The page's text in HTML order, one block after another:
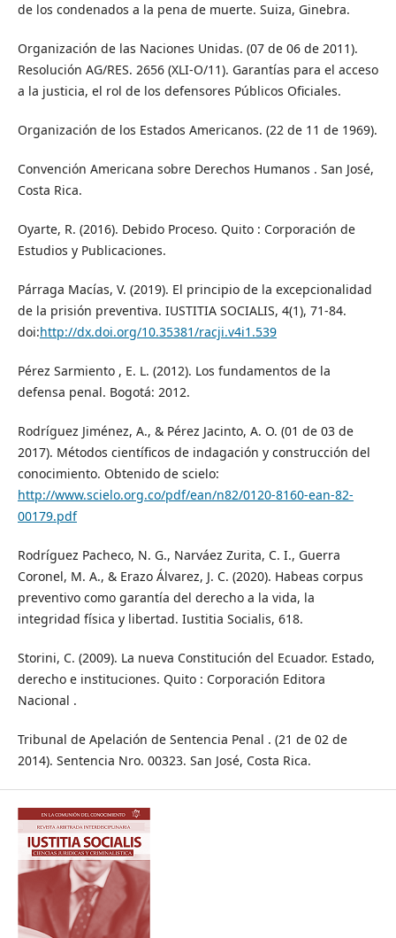
de los condenados a la pena de muerte. Suiza, Ginebra.
Organización de las Naciones Unidas. (07 de 06 de 2011).
Resolución AG/RES. 2656 (XLI-O/11). Garantías para el acceso
a la justicia, el rol de los defensores Públicos Oficiales.
Organización de los Estados Americanos. (22 de 11 de 1969).
Convención Americana sobre Derechos Humanos . San José,
Costa Rica.
Oyarte, R. (2016). Debido Proceso. Quito : Corporación de
Estudios y Publicaciones.
Párraga Macías, V. (2019). El principio de la excepcionalidad
de la prisión preventiva. IUSTITIA SOCIALIS, 4(1), 71-84.
doi:http://dx.doi.org/10.35381/racji.v4i1.539
Pérez Sarmiento , E. L. (2012). Los fundamentos de la
defensa penal. Bogotá: 2012.
Rodríguez Jiménez, A., & Pérez Jacinto, A. O. (01 de 03 de
2017). Métodos científicos de indagación y construcción del
conocimiento. Obtenido de scielo:
http://www.scielo.org.co/pdf/ean/n82/0120-8160-ean-82-
00179.pdf
Rodríguez Pacheco, N. G., Narváez Zurita, C. I., Guerra
Coronel, M. A., & Erazo Álvarez, J. C. (2020). Habeas corpus
preventivo como garantía del derecho a la vida, la
integridad física y libertad. Iustitia Socialis, 618.
Storini, C. (2009). La nueva Constitución del Ecuador. Estado,
derecho e instituciones. Quito : Corporación Editora
Nacional .
Tribunal de Apelación de Sentencia Penal . (21 de 02 de
2014). Sentencia Nro. 00323. San José, Costa Rica.